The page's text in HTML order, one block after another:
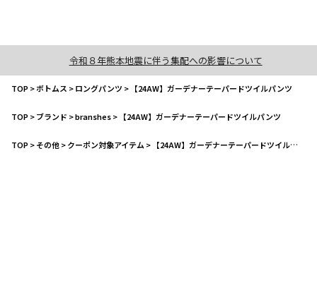
令和８年熊本地震に伴う集配への影響について
TOP>ボトムス >ロングパンツ > 【24AW】ガーデナーテーパードツイルパンツ
TOP>ブランド >branshes> 【24AW】ガーデナーテーパードツイルパンツ
TOP>その他>クーポン対象アイテム > 【24AW】ガーデナーテーパードツイルパンツ